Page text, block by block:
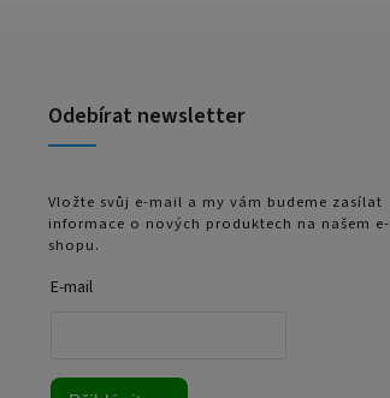
Odebírat newsletter
Vložte svůj e-mail a my vám budeme zasílat
informace o nových produktech na našem e-
shopu.
E-mail